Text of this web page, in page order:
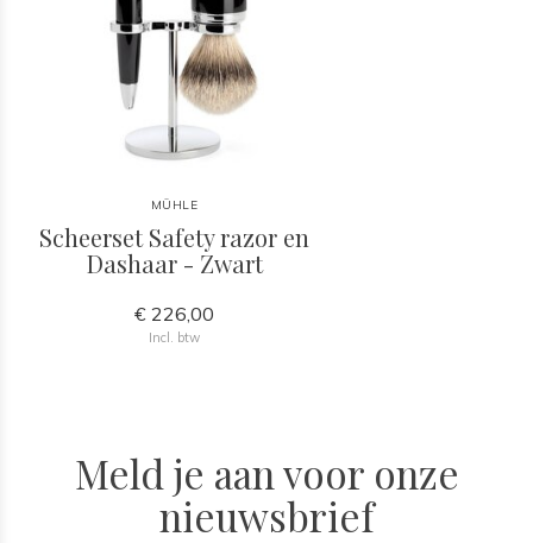
MÜHLE
Scheerset Safety razor en
Dashaar - Zwart
€ 226,00
Incl. btw
Meld je aan voor onze
nieuwsbrief